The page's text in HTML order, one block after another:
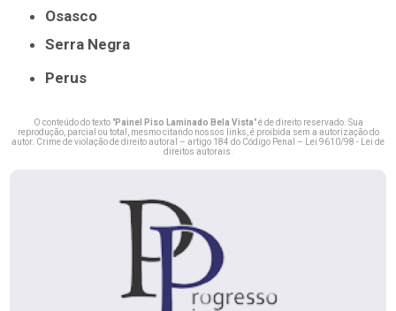
Osasco
Serra Negra
Perus
O conteúdo do texto "Painel Piso Laminado Bela Vista" é de direito reservado. Sua
reprodução, parcial ou total, mesmo citando nossos links, é proibida sem a autorização do
autor. Crime de violação de direito autoral – artigo 184 do Código Penal –
Lei 9610/98 - Lei de
direitos autorais